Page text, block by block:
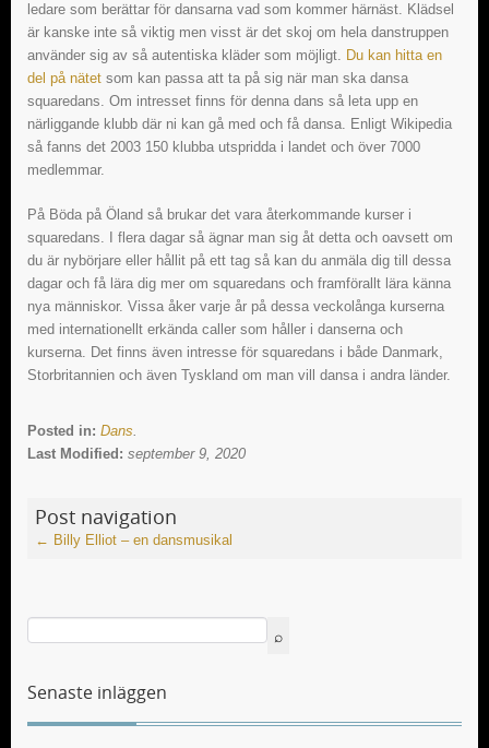
ledare som berättar för dansarna vad som kommer härnäst. Klädsel
är kanske inte så viktig men visst är det skoj om hela danstruppen
använder sig av så autentiska kläder som möjligt. Du kan hitta en
del på nätet som kan passa att ta på sig när man ska dansa
squaredans. Om intresset finns för denna dans så leta upp en
närliggande klubb där ni kan gå med och få dansa. Enligt Wikipedia
så fanns det 2003 150 klubba utspridda i landet och över 7000
medlemmar.
På Böda på Öland så brukar det vara återkommande kurser i
squaredans. I flera dagar så ägnar man sig åt detta och oavsett om
du är nybörjare eller hållit på ett tag så kan du anmäla dig till dessa
dagar och få lära dig mer om squaredans och framförallt lära känna
nya människor. Vissa åker varje år på dessa veckolånga kurserna
med internationellt erkända caller som håller i danserna och
kurserna. Det finns även intresse för squaredans i både Danmark,
Storbritannien och även Tyskland om man vill dansa i andra länder.
Posted in: Dans.
Last Modified: september 9, 2020
Post navigation
← Billy Elliot – en dansmusikal
Senaste inläggen